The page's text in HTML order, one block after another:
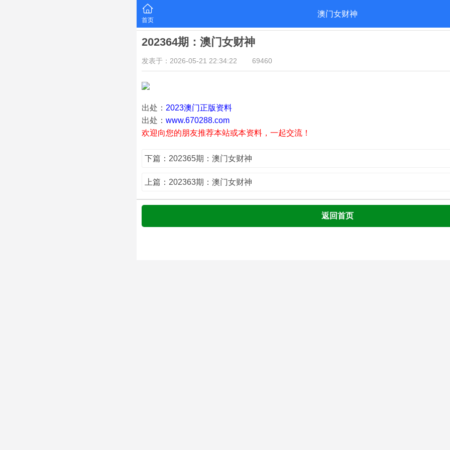
首页
澳门女财神
202364期：澳门女财神
发表于：2026-05-21 22:34:22 69460
出处： 2023澳门正版资料
出处： www.670288.com
欢迎向您的朋友推荐本站或本资料，一起交流！
下篇：202365期：澳门女财神
上篇：202363期：澳门女财神
返回首页